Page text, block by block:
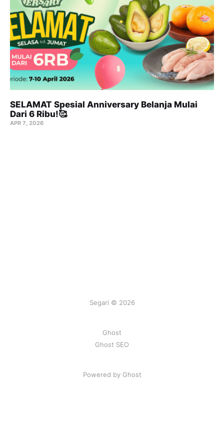
SELAMAT Spesial Anniversary Belanja Mulai
Dari 6 Ribu!🥰
APR 7, 2026
Segari © 2026
Ghost
Ghost SEO
Powered by Ghost